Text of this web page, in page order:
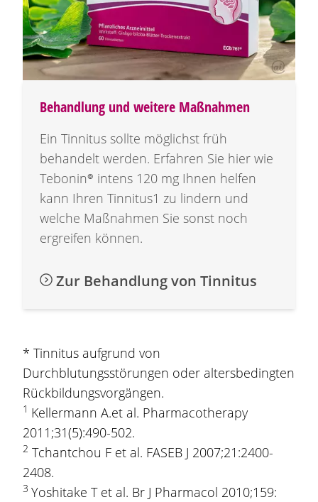
Behandlung und weitere Maßnahmen
Ein Tinnitus sollte möglichst früh
behandelt werden. Erfahren Sie hier wie
Tebonin® intens 120 mg Ihnen helfen
kann Ihren Tinnitus1 zu lindern und
welche Maßnahmen Sie sonst noch
ergreifen können.
Zur Behandlung von Tinnitus
* Tinnitus aufgrund von
Durchblutungsstörungen oder altersbedingten
Rückbildungsvorgängen.
1 Kellermann A.et al. Pharmacotherapy
2011;31(5):490-502.
2 Tchantchou F et al. FASEB J 2007;21:2400-
2408.
3 Yoshitake T et al. Br J Pharmacol 2010;159: